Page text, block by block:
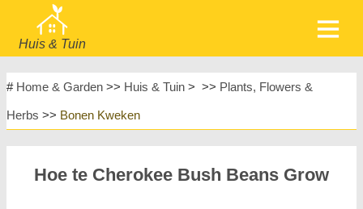
Huis & Tuin
Tuin & Gazon
Huisontwerp & Decoratie
Huisveiligheid
Landschapsinrichting & Buitenbouw
# Home & Garden >> Huis & Tuin > >> Plants, Flowers &
Herbs >> Bonen Kweken
Hoe te Cherokee Bush Beans Grow